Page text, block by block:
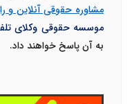
مشاوره حقوقی آنلاین و
موسسه حقوقی وکلای
به آن پاسخ خواهند داد.